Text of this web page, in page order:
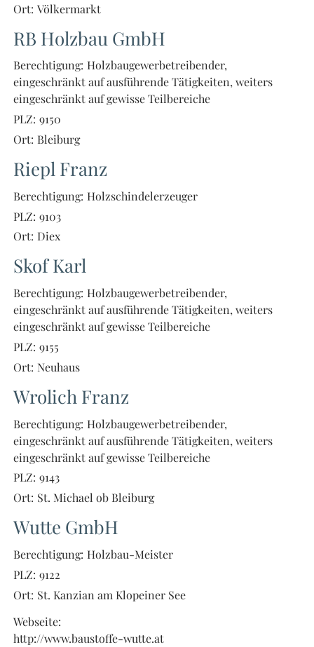
Ort: Völkermarkt
RB Holzbau GmbH
Berechtigung: Holzbaugewerbetreibender,
eingeschränkt auf ausführende Tätigkeiten, weiters
eingeschränkt auf gewisse Teilbereiche
PLZ: 9150
Ort: Bleiburg
Riepl Franz
Berechtigung: Holzschindelerzeuger
PLZ: 9103
Ort: Diex
Skof Karl
Berechtigung: Holzbaugewerbetreibender,
eingeschränkt auf ausführende Tätigkeiten, weiters
eingeschränkt auf gewisse Teilbereiche
PLZ: 9155
Ort: Neuhaus
Wrolich Franz
Berechtigung: Holzbaugewerbetreibender,
eingeschränkt auf ausführende Tätigkeiten, weiters
eingeschränkt auf gewisse Teilbereiche
PLZ: 9143
Ort: St. Michael ob Bleiburg
Wutte GmbH
Berechtigung: Holzbau-Meister
PLZ: 9122
Ort: St. Kanzian am Klopeiner See
Webseite:
http://www.baustoffe-wutte.at